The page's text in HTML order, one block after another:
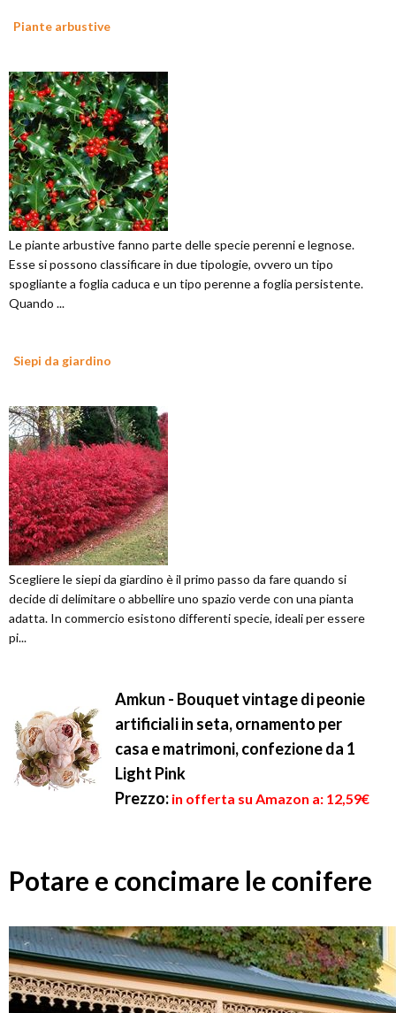
Piante arbustive
Le piante arbustive fanno parte delle specie perenni e legnose.
Esse si possono classificare in due tipologie, ovvero un tipo
spogliante a foglia caduca e un tipo perenne a foglia persistente.
Quando ...
Siepi da giardino
Scegliere le siepi da giardino è il primo passo da fare quando si
decide di delimitare o abbellire uno spazio verde con una pianta
adatta. In commercio esistono differenti specie, ideali per essere
pi...
Amkun - Bouquet vintage di peonie
artificiali in seta, ornamento per
casa e matrimoni, confezione da 1
Light Pink
Prezzo: in offerta su Amazon a: 12,59€
Potare e concimare le conifere